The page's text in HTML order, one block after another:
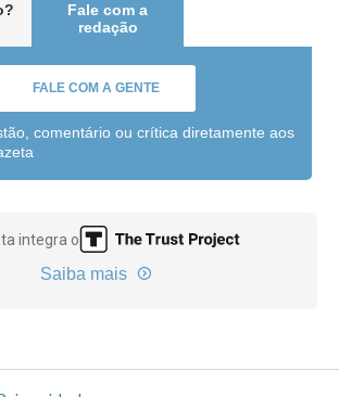
Fale com a
redação
FALE COM A GENTE
comentário ou crítica diretamente aos
integra o
Saiba mais